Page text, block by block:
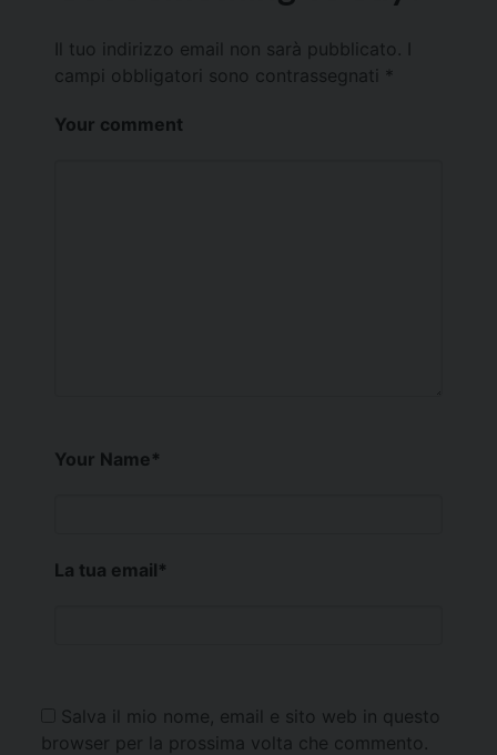
Il tuo indirizzo email non sarà pubblicato.
campi obbligatori sono contrassegnati *
Your comment
Your Name*
La tua email*
Salva il mio nome, email e sito web in questo
browser per la prossima volta che commento.